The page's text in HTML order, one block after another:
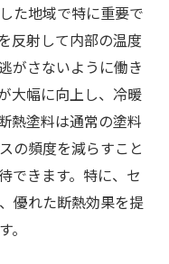
た地域で特に重要で
反射して内部の温度
がさないように働き
大幅に向上し、冷暖
熱塗料は通常の塗料
の頻度を減らすこと
できます。特に、セ
優れた断熱効果を提